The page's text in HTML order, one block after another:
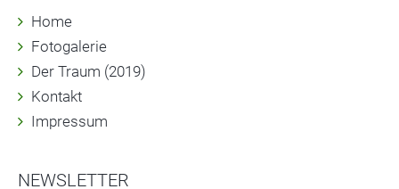
Home
Fotogalerie
Der Traum (2019)
Kontakt
Impressum
NEWSLETTER